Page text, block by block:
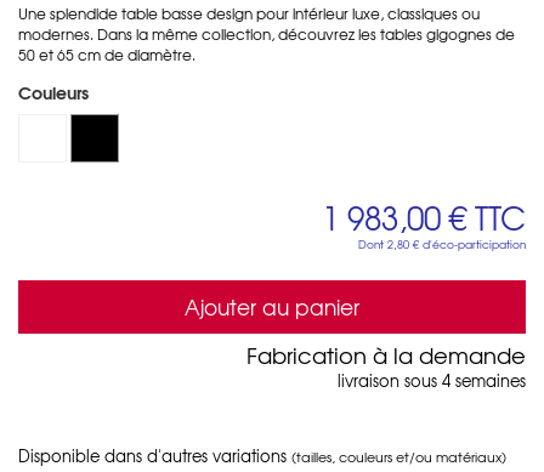
Une splendide table basse design pour intérieur luxe, classiques ou
modernes. Dans la même collection, découvrez les tables gigognes de
50 et 65 cm de diamètre.
Couleurs
1 983,00 €TTC
Dont 2,80 € d'éco-participation
Ajouter au panier
Fabrication à la demande
livraison sous 4 semaines
Disponible dans d'autres variations (tailles, couleurs et/ou matériaux)